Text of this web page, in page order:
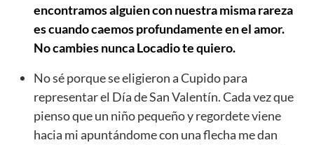
encontramos alguien con nuestra misma rareza
es cuando caemos profundamente en el amor.
No cambies nunca Locadio te quiero.
No sé porque se eligieron a Cupido para
representar el Día de San Valentín. Cada vez que
pienso que un niño pequeño y regordete viene
hacia mi apuntándome con una flecha me dan